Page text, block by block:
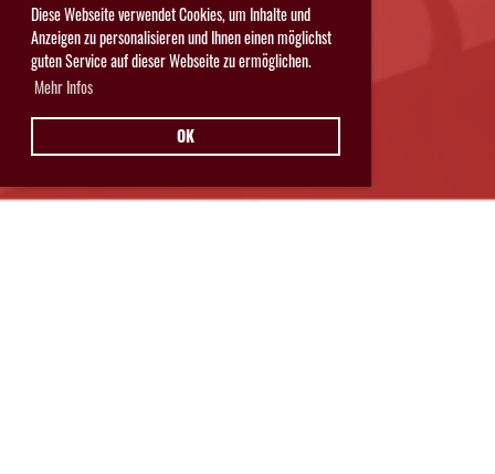
Diese Webseite verwendet Cookies, um Inhalte und
Anzeigen zu personalisieren und Ihnen einen möglichst
guten Service auf dieser Webseite zu ermöglichen.
Mehr Infos
OK